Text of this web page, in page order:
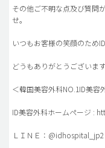
その他ご不明な点及び質問
せ。
いつもお客様の笑顔のため
どうもありがとうございます
＜韓国美容外科NO.1ID美容
ID美容外科ホームページ :
ＬＩＮＥ：@idhospital_jp2